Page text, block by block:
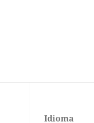
Idioma